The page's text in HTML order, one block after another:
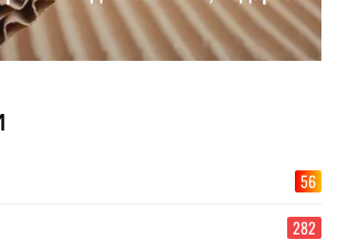
56
282